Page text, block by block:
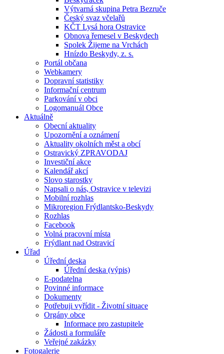
Výtvarná skupina Petra Bezruče
Český svaz včelařů
KČT Lysá hora Ostravice
Obnova řemesel v Beskydech
Spolek Žijeme na Vrchách
Hnízdo Beskydy, z. s.
Portál občana
Webkamery
Dopravní statistiky
Informační centrum
Parkování v obci
Logomanuál Obce
Aktuálně
Obecní aktuality
Upozornění a oznámení
Aktuality okolních měst a obcí
Ostravický ZPRAVODAJ
Investiční akce
Kalendář akcí
Slovo starostky
Napsali o nás, Ostravice v televizi
Mobilní rozhlas
Mikroregion Frýdlantsko-Beskydy
Rozhlas
Facebook
Volná pracovní místa
Frýdlant nad Ostravicí
Úřad
Úřední deska
Úřední deska (výpis)
E-podatelna
Povinné informace
Dokumenty
Potřebuji vyřídit - Životní situace
Orgány obce
Informace pro zastupitele
Žádosti a formuláře
Veřejné zakázky
Fotogalerie